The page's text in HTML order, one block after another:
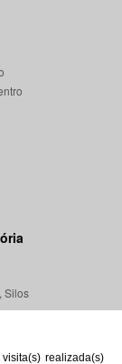
realizada(s)
Silos